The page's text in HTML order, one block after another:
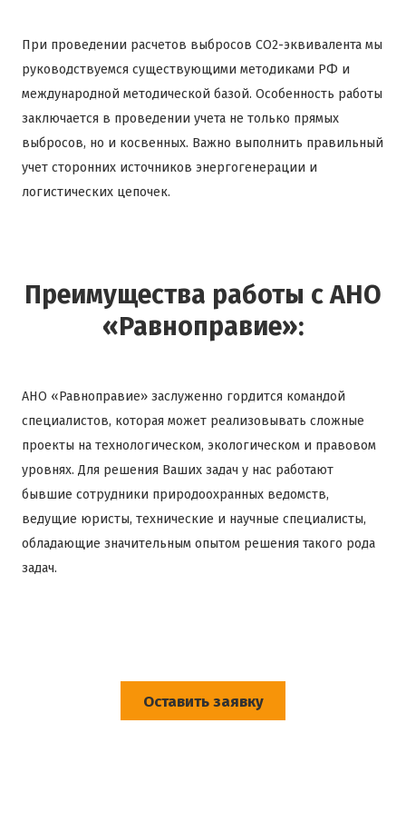
При проведении расчетов выбросов CO2-эквивалента мы
руководствуемся существующими методиками РФ и
международной методической базой. Особенность работы
заключается в проведении учета не только прямых
выбросов, но и косвенных. Важно выполнить правильный
учет сторонних источников энергогенерации и
логистических цепочек.
Преимущества работы с АНО
«Равноправие»:
АНО «Равноправие» заслуженно гордится командой
специалистов, которая может реализовывать сложные
проекты на технологическом, экологическом и правовом
уровнях. Для решения Ваших задач у нас работают
бывшие сотрудники природоохранных ведомств,
ведущие юристы, технические и научные специалисты,
обладающие значительным опытом решения такого рода
задач.
Оставить заявку